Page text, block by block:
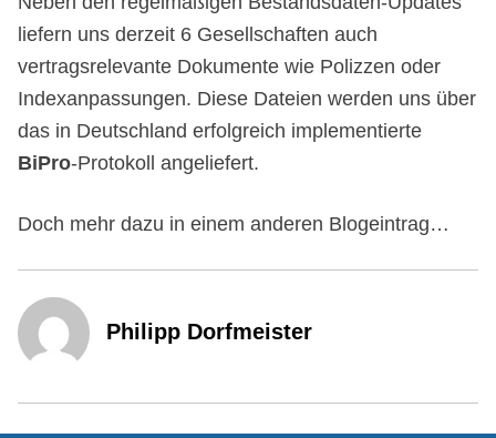
liefern uns derzeit 6 Gesellschaften auch
vertragsrelevante Dokumente wie Polizzen oder
Indexanpassungen. Diese Dateien werden uns über
das in Deutschland erfolgreich implementierte
BiPro-Protokoll angeliefert.
Doch mehr dazu in einem anderen Blogeintrag…
Philipp Dorfmeister